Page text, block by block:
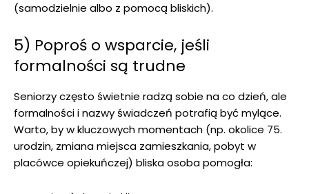
(samodzielnie albo z pomocą bliskich).
5) Poproś o wsparcie, jeśli
formalności są trudne
Seniorzy często świetnie radzą sobie na co dzień, ale
formalności i nazwy świadczeń potrafią być mylące.
Warto, by w kluczowych momentach (np. okolice 75.
urodzin, zmiana miejsca zamieszkania, pobyt w
placówce opiekuńczej) bliska osoba pomogła: